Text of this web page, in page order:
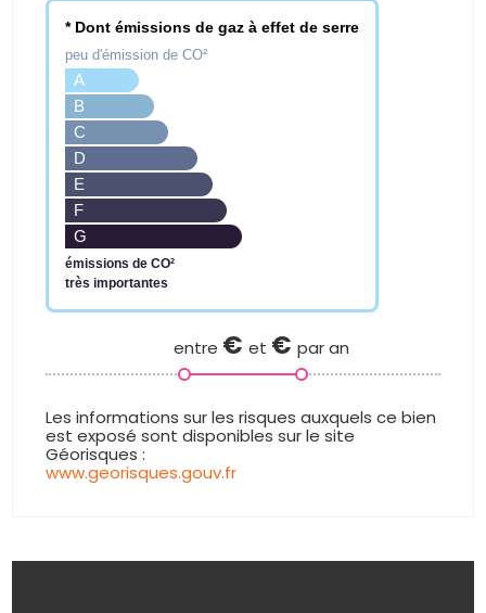
* Dont émissions de gaz à effet de serre
peu d'émission de CO²
A
B
C
D
E
F
G
émissions de CO²
très importantes
entre € et € par an
www.georisques.gouv.fr